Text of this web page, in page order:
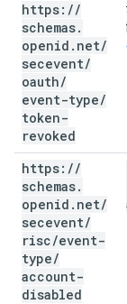
https: //
schemas.
openid . net/
secevent/
oauth/
event-type/
token-
revoked
https: //
schemas.
openid . net/
secevent/
risc/event-
type/
account-
disabled